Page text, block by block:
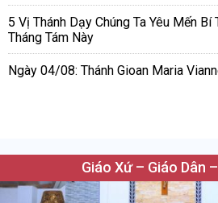
5 Vị Thánh Dạy Chúng Ta Yêu Mến Bí
Tháng Tám Này
Ngày 04/08: Thánh Gioan Maria
Giáo Xứ – Giáo Dân